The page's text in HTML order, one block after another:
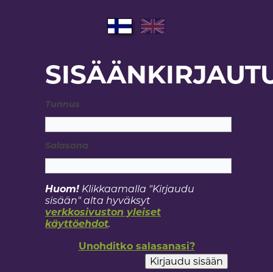
Tunnus
Salasana
Huom! Klikkaamalla "Kirjaudu
sisään" alta hyväksyt
verkkosivuston yleiset
käyttöehdot.
Unohditko salasanasi?